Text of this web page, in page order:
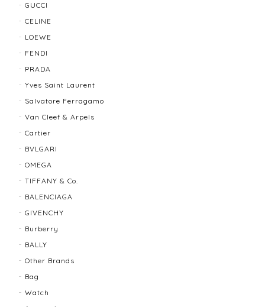
たら利用させていただきたいと思いました🙇‍♀️
もう少し大きなサイズが良かったかな？
GUCCI
CELINE
LOEWE
FENDI
PRADA
Yves Saint Laurent
Salvatore Ferragamo
Van Cleef & Arpels
Cartier
BVLGARI
OMEGA
TIFFANY & Co.
BALENCIAGA
GIVENCHY
Burberry
BALLY
Other Brands
Bag
Watch